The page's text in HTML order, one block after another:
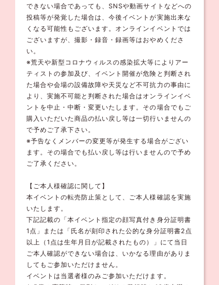
できない場合であっても、SNSや動画サイトなどへの
投稿等が発覚した場合は、今後イベントが実施出来な
くなる可能性もございます。オンラインイベントでは
ございますが、撮影・録音・録画等はおやめくださ
い。
※荒天や新型コロナウィルスの感染拡大等によりアー
ティストの参加及び、イベント開催が危険と判断され
た場合や会場の設備故障や天災など不可抗力の事由に
より、実施不可能と判断された場合はオンラインイベ
ントを中止・中断・変更いたします。その場合でもご
購入いただいた商品の払い戻し等は一切行いませんの
で予めご了承下さい。
※予告なくメンバーの変更等が発生する場合がござい
ます。その場合でも払い戻し等は行いませんので予め
ご了承ください。
【ご本人様確認に関して】
本イベントの転売防止策として、ご本人様確認を実施
いたします。
下記記載の「本イベント指定の顔写真付き身分証明書
1点」または「氏名が刻印された公的な身分証明書2点
以上（1点は生年月日が記載されたもの）」にて当日
ご本人確認ができない場合は、いかなる理由がありま
してもご参加いただけません。
イベントは当選者様のみご参加いただけます。